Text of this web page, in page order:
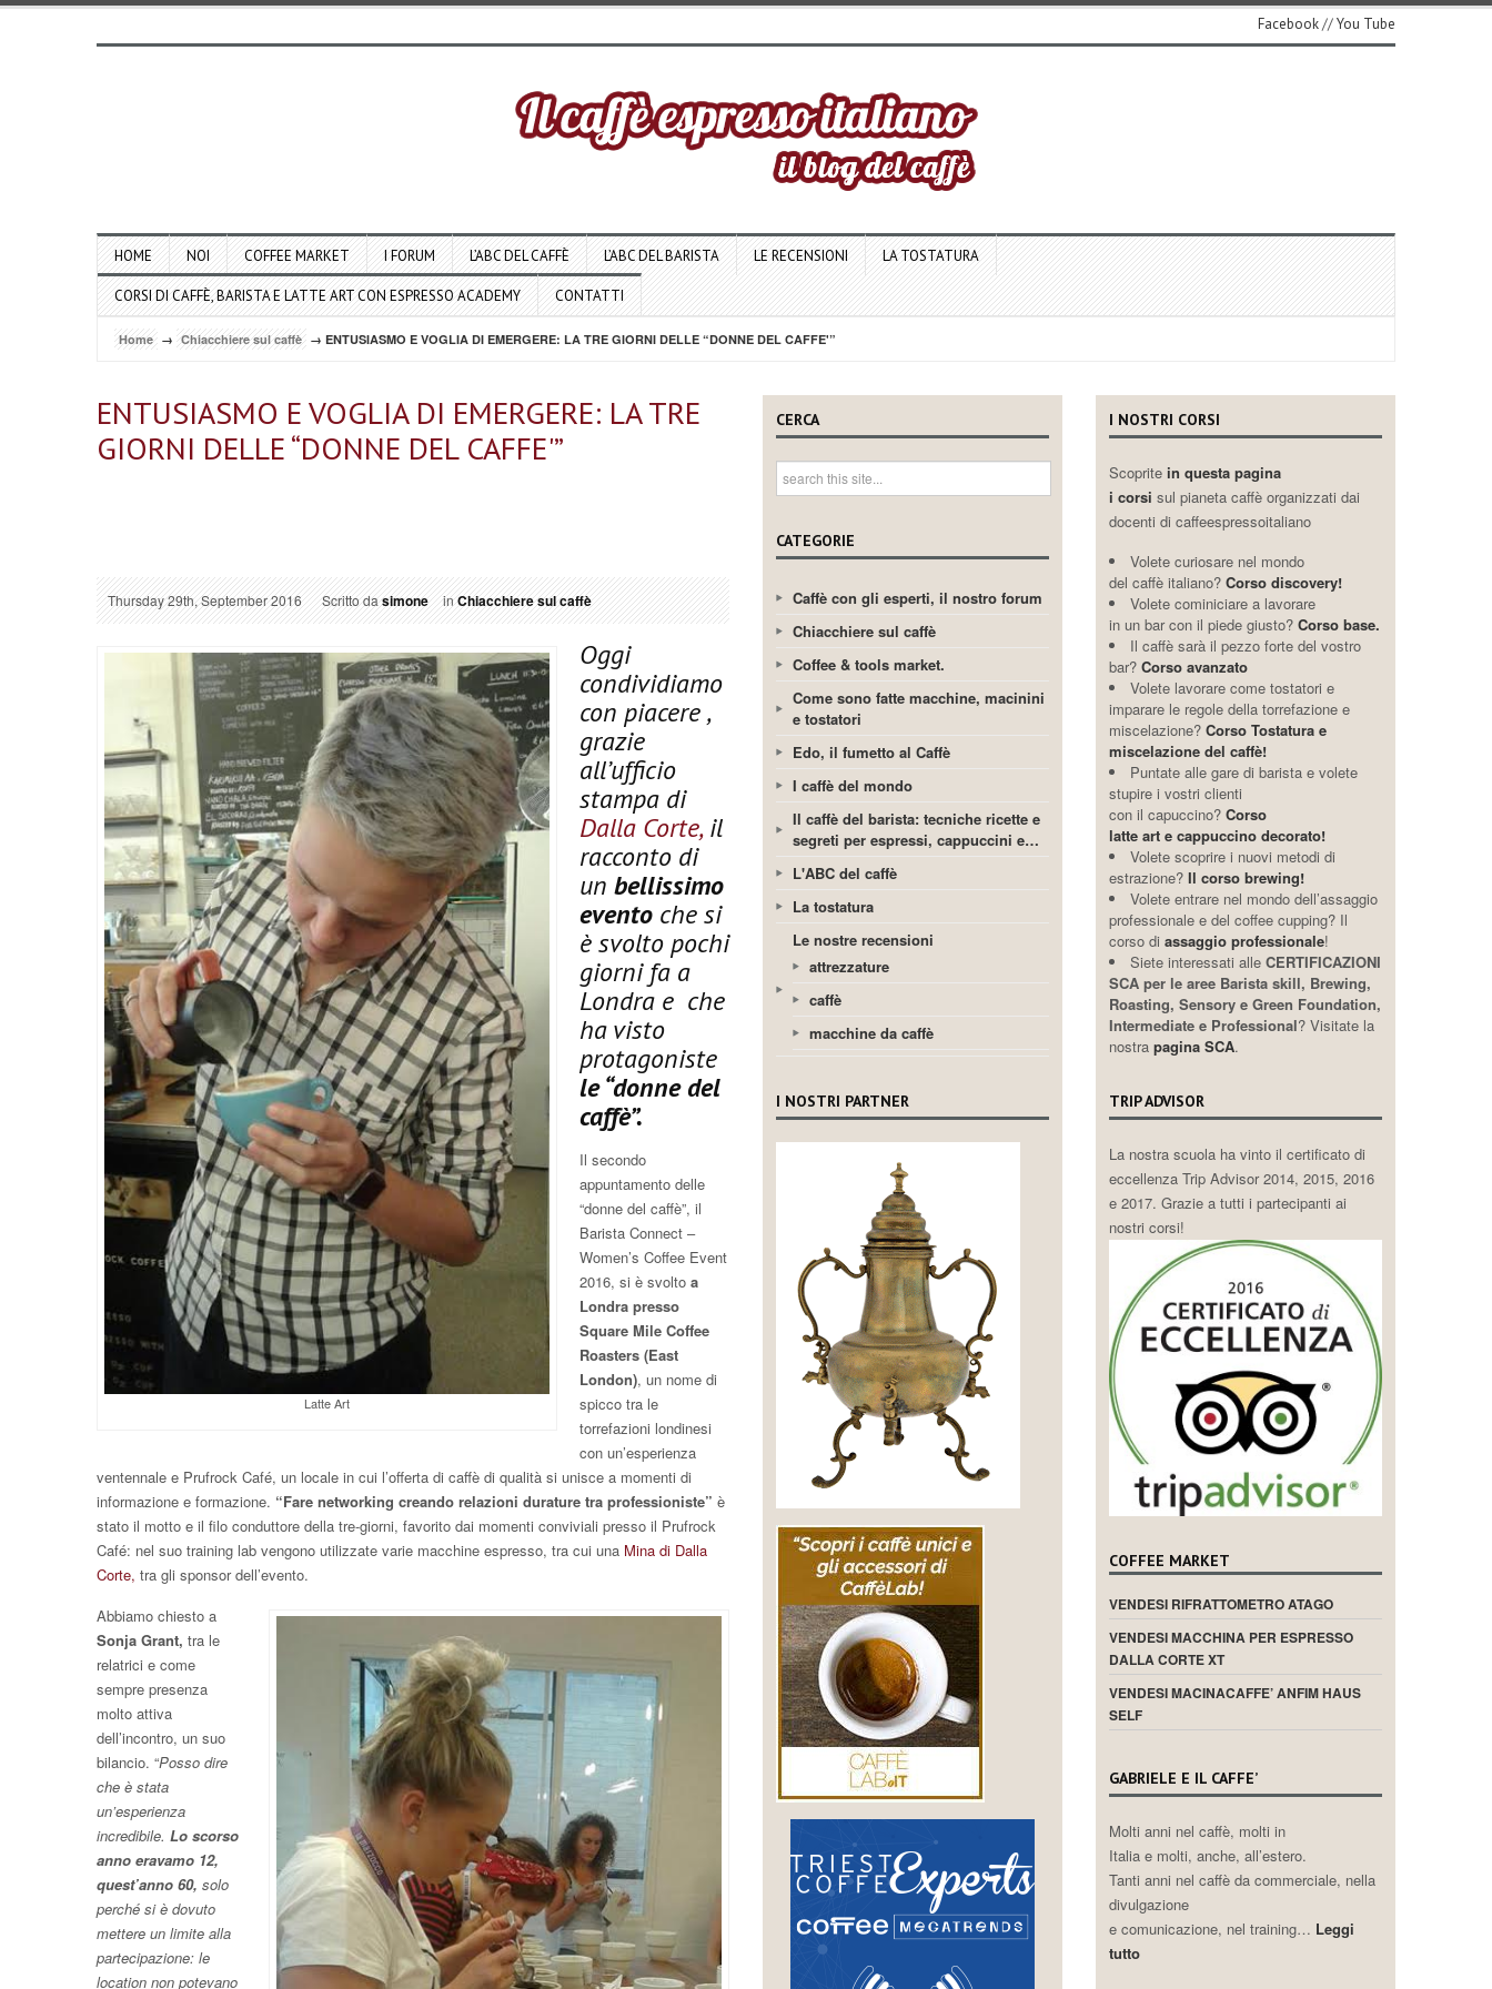
Facebook//You Tube
HOME NOI COFFEE MARKET I FORUM L’ABC DEL CAFFÈ L’ABC DEL BARISTA LE RECENSIONI LA TOSTATURA
CORSI DI CAFFÈ, BARISTA E LATTE ART CON ESPRESSO ACADEMY CONTATTI
Home → Chiacchiere sul caffè → ENTUSIASMO E VOGLIA DI EMERGERE: LA TRE GIORNI DELLE “DONNE DEL CAFFE'”
ENTUSIASMO E VOGLIA DI EMERGERE: LA TRE
GIORNI DELLE “DONNE DEL CAFFE'”
Thursday 29th, September 2016 Scritto dasimone inChiacchiere sul caffè
Latte Art
Oggi
condividiamo
con piacere ,
grazie
all’ufficio
stampa di
Dalla Corte,il
racconto di
un bellissimo
evento che si
è svolto pochi
giorni fa a
Londra e che
ha visto
protagoniste
le “donne del
caffè”.
Il secondo
appuntamento delle
“donne del caffè”, il
Barista Connect –
Women’s Coffee Event
2016, si è svolto a
Londra presso
Square Mile Coffee
Roasters (East
London), un nome di
spicco tra le
torrefazioni londinesi
con un’esperienza
ventennale e Prufrock Café, un locale in cui l’offerta di caffè di qualità si unisce a momenti di
informazione e formazione. “Fare networking creando relazioni durature tra professioniste” è
stato il motto e il filo conduttore della tre-giorni, favorito dai momenti conviviali presso il Prufrock
Café: nel suo training lab vengono utilizzate varie macchine espresso, tra cui una Mina di Dalla
Corte, tra gli sponsor dell’evento.
Abbiamo chiesto a
Sonja Grant, tra le
relatrici e come
sempre presenza
molto attiva
dell’incontro, un suo
bilancio. “Posso dire
che è stata
un’esperienza
incredibile. Lo scorso
anno eravamo 12,
quest’anno 60, solo
perché si è dovuto
mettere un limite alla
partecipazione: le
location non potevano
CERCA
CATEGORIE
Caffè con gli esperti, il nostro forum
Chiacchiere sul caffè
Coffee & tools market.
Come sono fatte macchine, macinini
e tostatori
Edo, il fumetto al Caffè
I caffè del mondo
Il caffè del barista: tecniche ricette e
segreti per espressi, cappuccini e…
L'ABC del caffè
La tostatura
Le nostre recensioni
attrezzature
caffè
macchine da caffè
I NOSTRI PARTNER
I NOSTRI CORSI
Scoprite in questa pagina
i corsi sul pianeta caffè organizzati dai
docenti di caffeespressoitaliano
Volete curiosare nel mondo
del caffè italiano?Corso discovery!
Volete cominiciare a lavorare
in un bar con il piede giusto? Corso base.
Il caffè sarà il pezzo forte del vostro
bar? Corso avanzato
Volete lavorare come tostatori e
imparare le regole della torrefazione e
miscelazione? Corso Tostatura e
miscelazione del caffè!
Puntate alle gare di barista e volete
stupire i vostri clienti
con il capuccino? Corso
latte art e cappuccino decorato!
Volete scoprire i nuovi metodi di
estrazione? Il corso brewing!
Volete entrare nel mondo dell’assaggio
professionale e del coffee cupping? Il
corso di assaggio professionale!
Siete interessati alle CERTIFICAZIONI
SCA per le aree Barista skill, Brewing,
Roasting, Sensory e Green Foundation,
Intermediate e Professional? Visitate la
nostra pagina SCA.
TRIP ADVISOR
La nostra scuola ha vinto il certificato di
eccellenza Trip Advisor 2014, 2015, 2016
e 2017. Grazie a tutti i partecipanti ai
nostri corsi!
COFFEE MARKET
VENDESI RIFRATTOMETRO ATAGO
VENDESI MACCHINA PER ESPRESSO
DALLA CORTE XT
VENDESI MACINACAFFE’ ANFIM HAUS
SELF
GABRIELE E IL CAFFE’
Molti anni nel caffè, molti in
Italia e molti, anche, all’estero.
Tanti anni nel caffè da commerciale, nella
divulgazione
e comunicazione, nel training… Leggi
tutto